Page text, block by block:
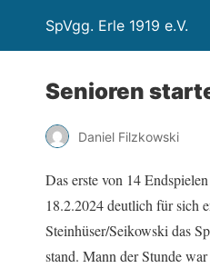
SpVgg. Erle 1919 e.V.
Senioren
Daniel Filzkowski
Das erste von 14
18.2.2024 deutlich für sich
Steinhüser/Seikowski das
stand. Mann der Stunde